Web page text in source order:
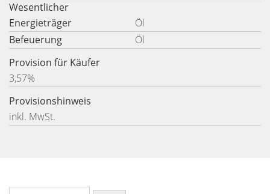
Wesentlicher
Energieträger
Öl
Befeuerung
Öl
Provision für Käufer
3,57%
Provisionshinweis
inkl. MwSt.